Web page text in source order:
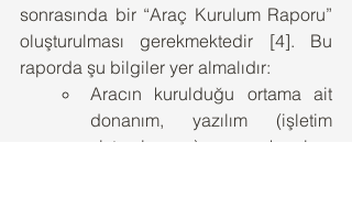
sonrasında bir “Araç Kurulum Raporu”
oluşturulması gerekmektedir [4]. Bu
raporda şu bilgiler yer almalıdır:
Aracın kurulduğu ortama ait
donanım, yazılım (işletim
sistemi vs.) ve kurulum